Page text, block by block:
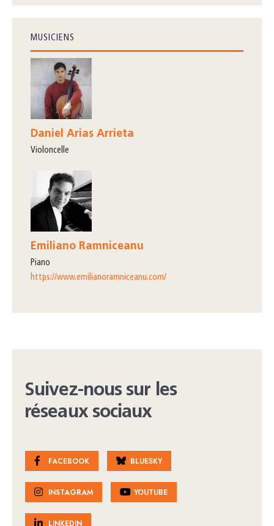
MUSICIENS
Daniel Arias Arrieta
violoncelle
Emiliano Ramniceanu
piano
https://www.emilianoramniceanu.com/
Suivez-nous sur les
réseaux sociaux
FACEBOOK BLUESKY
INSTAGRAM YOUTUBE
LINKEDIN